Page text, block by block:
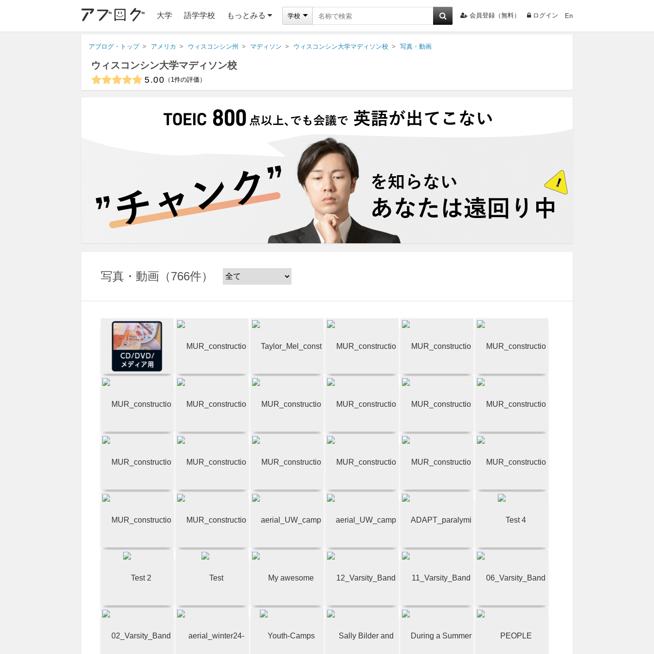
大学 語学学校 もっとみる 学校 会員登録（無料） ログイン En
アブログ・トップ アメリカ ウィスコンシン州 マディソン ウィスコンシン大学マディソン校 写真・動画
ウィスコンシン大学マディソン校
5.00 1件の評価
写真・動画 766件